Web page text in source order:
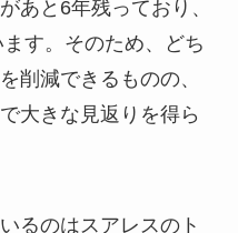
あと6年残っており、
す。そのため、どち
削減できるものの、
大きな見返りを得ら
るのはスアレスのト